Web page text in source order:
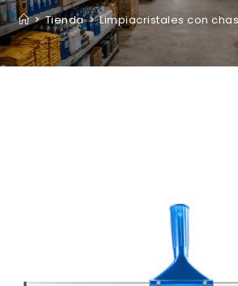
> Tienda > Limpiacristales con